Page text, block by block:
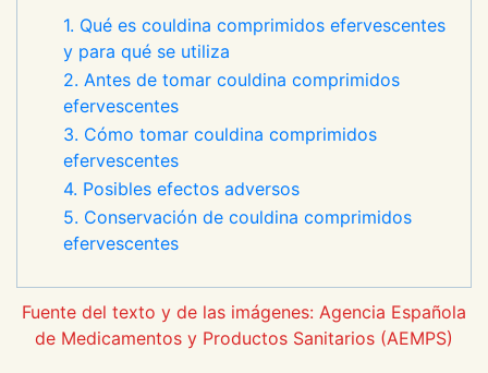
1. Qué es couldina comprimidos efervescentes
y para qué se utiliza
2. Antes de tomar couldina comprimidos
efervescentes
3. Cómo tomar couldina comprimidos
efervescentes
4. Posibles efectos adversos
5. Conservación de couldina comprimidos
efervescentes
Fuente del texto y de las imágenes: Agencia Española
de Medicamentos y Productos Sanitarios (AEMPS)